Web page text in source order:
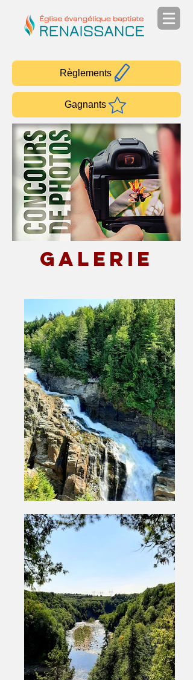
Règlements
Gagnants
Galerie